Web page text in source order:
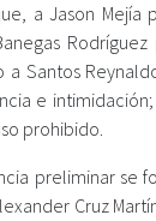
a Jason
Santos
e
prohibido.
preliminar se
Cruz